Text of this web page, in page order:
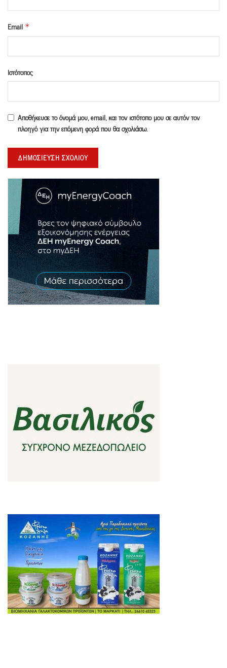
Email *
Ιστότοπος
Αποθήκευσε το όνομά μου, email, και τον ιστότοπο μου σε αυτόν τον
πλοηγό για την επόμενη φορά που θα σχολιάσω.